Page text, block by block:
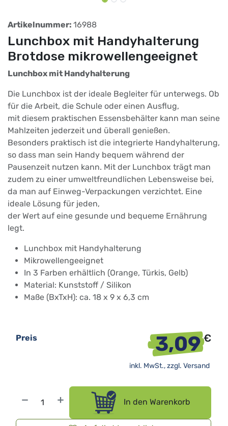
Artikelnummer: 16988
Lunchbox mit Handyhalterung
Brotdose mikrowellengeeignet
Lunchbox mit Handyhalterung
Die Lunchbox ist der ideale Begleiter für unterwegs. Ob
für die Arbeit, die Schule oder einen Ausflug,
mit diesem praktischen Essensbehälter kann man seine
Mahlzeiten jederzeit und überall genießen.
Besonders praktisch ist die integrierte Handyhalterung,
so dass man sein Handy bequem während der
Pausenzeit nutzen kann. Mit der Lunchbox trägt man
zudem zu einer umweltfreundlichen Lebensweise bei,
da man auf Einweg-Verpackungen verzichtet. Eine
ideale Lösung für jeden,
der Wert auf eine gesunde und bequeme Ernährung
legt.
Lunchbox mit Handyhalterung
Mikrowellengeeignet
In 3 Farben erhältlich (Orange, Türkis, Gelb)
Material: Kunststoff / Silikon
Maße (BxTxH): ca. 18 x 9 x 6,3 cm
In den Warenkorb
Preis 3,09€
inkl. MwSt., zzgl. Versand